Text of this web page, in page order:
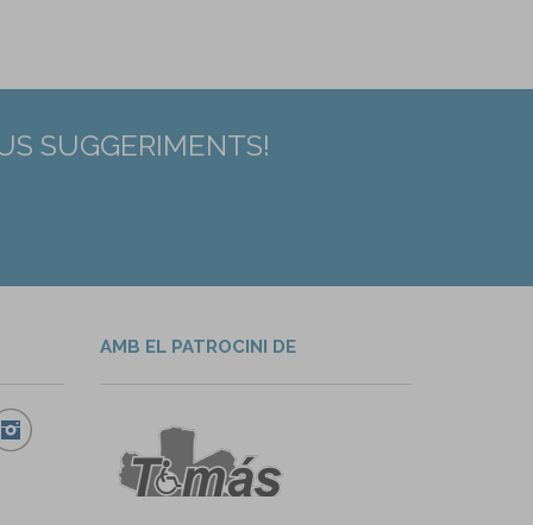
SUGGERIMENTS!
AMB EL PATROCINI DE